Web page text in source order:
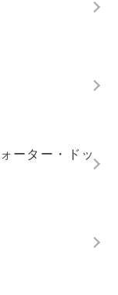
ーター・ドッ